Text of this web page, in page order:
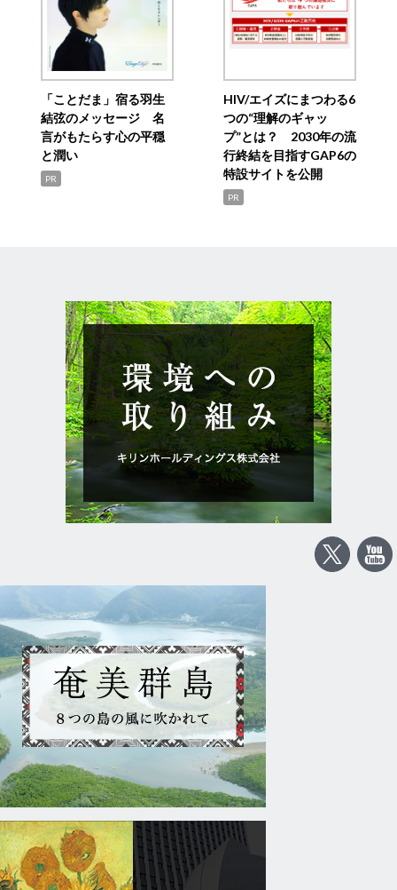
「ことだま」宿る羽生
結弦のメッセージ 名
言がもたらす心の平穏
と潤い
PR
HIV/エイズにまつわる6
つの“理解のギャッ
プ”とは？ 2030年の流
行終結を目指すGAP6の
特設サイトを公開
PR